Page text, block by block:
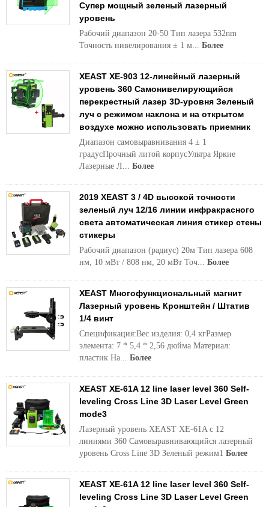
Супер мощный зеленый лазерный
уровень
Рабочий диапазон 20-50 Тип лазера 532nm
Точность нивелирования ± 1 м... Более
XEAST XE-903 12-линейный лазерный
уровень 360 Самонивелирующийся
перекрестный лазер 3D-уровня Зеленый
луч с режимом наклона и на открытом
воздухе можно использовать приемник
Диапазон самовыравнивания 4 ± 1
градусПрочный литой корпусУльтра Яркие
Лазерные Л... Более
2019 XEAST 3 / 4D высокой точности
зеленый луч 12/16 линии инфракрасного
света автоматическая линия стикер стены
стикеры
Рабочий диапазон (радиус) 20м Тип лазера 608
нм, 10 мВт / 808 нм, 20 мВт Точ... Более
XEAST Многофункциональный магнит
Лазерный уровень Кронштейн / Штатив
1/4 винт
Спецификация:Вес изделия: 0,4 кгРазмер
элемента: 7 * 5,4 * 2,56 дюйма Материал:
пластик На... Более
XEAST XE-61A 12 line laser level 360 Self-
leveling Cross Line 3D Laser Level Green
mode3
Лазерный уровень XEAST XE-61A с 12
линиями 360 Самовыравнивающийся лазерный
уровень Cross Line 3D Зеленый режим1 Более
XEAST XE-61A 12 line laser level 360 Self-
leveling Cross Line 3D Laser Level Green